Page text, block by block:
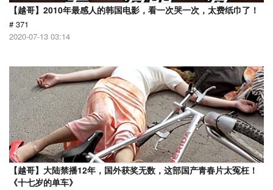
【越哥】2010年最感人的韩国电影，看一次哭一次，太费纸巾了！
# 371
2020-07-13 03:14
【越哥】大陆禁播12年，国外获奖无数，这部国产青春片太冤枉！
《十七岁的单车》